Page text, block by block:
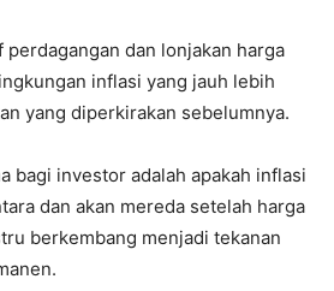
perdagangan dan lonjakan harga
inflasi yang jauh lebih
yang diperkirakan sebelumnya.
bagi investor adalah apakah inflasi
dan akan mereda setelah harga
berkembang menjadi tekanan